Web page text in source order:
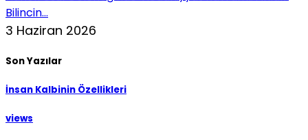
Bilincin...
3 Haziran 2026
Son Yazılar
İnsan Kalbinin Özellikleri
views